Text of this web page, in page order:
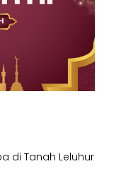
di Tanah Leluhur